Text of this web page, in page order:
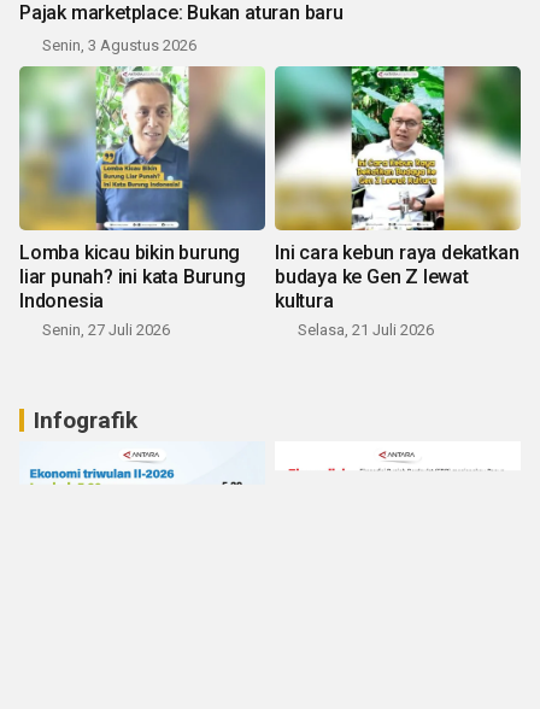
Pajak marketplace: Bukan aturan baru
Senin, 3 Agustus 2026
Lomba kicau bikin burung
liar punah? ini kata Burung
Indonesia
Senin, 27 Juli 2026
Ini cara kebun raya dekatkan
budaya ke Gen Z lewat
kultura
Selasa, 21 Juli 2026
Infografik